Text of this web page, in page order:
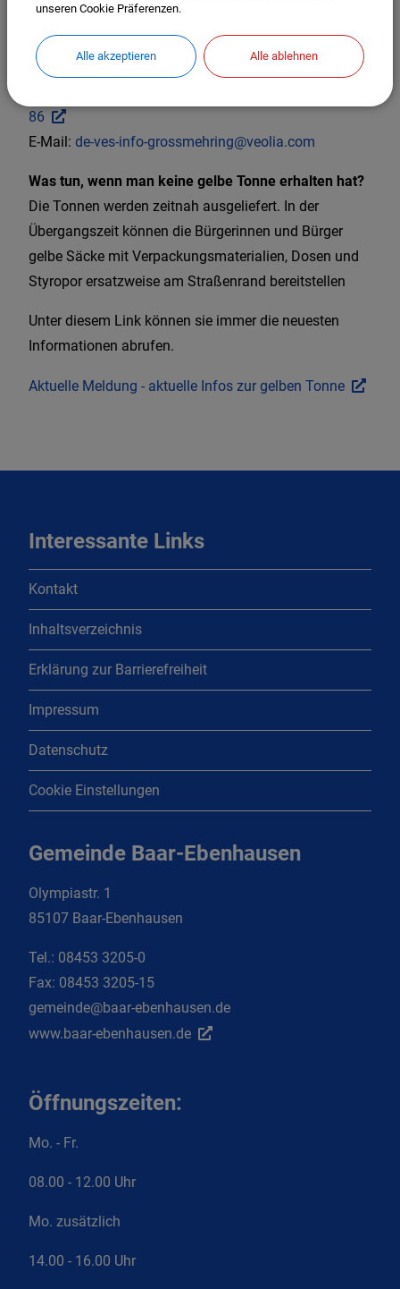
VEOLIA.
Firma VEOLIA
Telefon: 0800 0785 600 oder Telefon: 08456 91837-0
86
E-Mail: de-ves-info-grossmehring@veolia.com
Was tun, wenn man keine gelbe Tonne erhalten hat?
Die Tonnen werden zeitnah ausgeliefert. In der
Übergangszeit können die Bürgerinnen und Bürger
gelbe Säcke mit Verpackungsmaterialien, Dosen und
Styropor ersatzweise am Straßenrand bereitstellen
Unter diesem Link können sie immer die neuesten
Informationen abrufen.
Aktuelle Meldung - aktuelle Infos zur gelben Tonne
Interessante Links
Kontakt
Inhaltsverzeichnis
Erklärung zur Barrierefreiheit
Impressum
Datenschutz
Cookie Einstellungen
Gemeinde Baar-Ebenhausen
Olympiastr. 1
85107 Baar-Ebenhausen
Tel.: 08453 3205-0
Fax: 08453 3205-15
gemeinde@baar-ebenhausen.de
www.baar-ebenhausen.de
Öffnungszeiten:
Mo. - Fr.
08.00 - 12.00 Uhr
Mo. zusätzlich
14.00 - 16.00 Uhr
unseren Cookie Präferenzen.
Alle akzeptieren Alle ablehnen